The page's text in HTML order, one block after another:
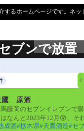
ブンで放置

鷹 原酒
藤岡のセブンイレブンで
はなんと2023年12月😵、そ
ったのは冷蔵庫保存だった
成酒 栃木県 天鷹酒造 セ